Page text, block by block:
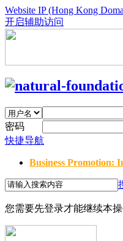
Website IP (Hong Kong
开启辅助访问
密码
快捷导航
Business Promotion:
您需要先登录才能继续本